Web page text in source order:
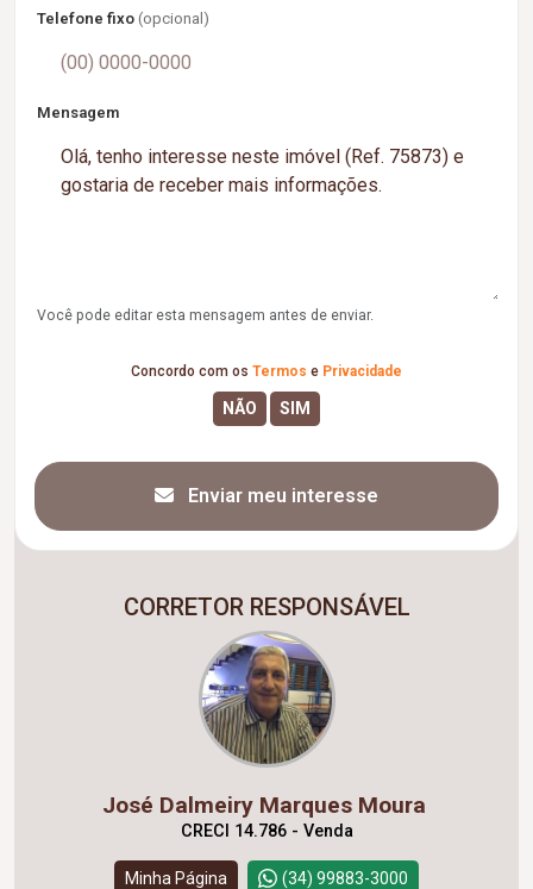
Telefone fixo (opcional)
Mensagem
Você pode editar esta mensagem antes de enviar.
Concordo com os Termos e Privacidade
Enviar meu interesse
CORRETOR RESPONSÁVEL
José Dalmeiry Marques Moura
CRECI 14.786 - Venda
Minha Página (34) 99883-3000